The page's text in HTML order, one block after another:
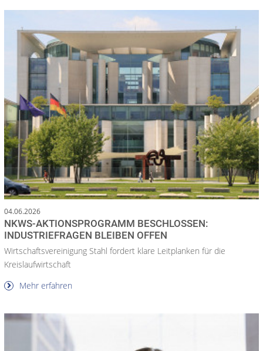
04.06.2026
NKWS-AKTIONSPROGRAMM BESCHLOSSEN:
INDUSTRIEFRAGEN BLEIBEN OFFEN
Wirtschaftsvereinigung Stahl fordert klare Leitplanken für die
Kreislaufwirtschaft
Mehr erfahren